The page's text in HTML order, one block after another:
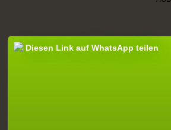
Diesen Link auf WhatsApp teilen